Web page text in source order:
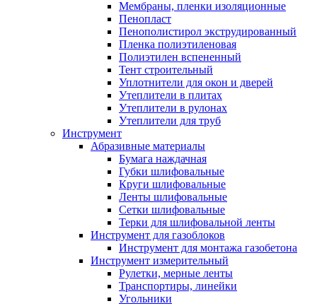
Мембраны, пленки изоляционные
Пенопласт
Пенополистирол экструдированный
Пленка полиэтиленовая
Полиэтилен вспененный
Тент строительный
Уплотнители для окон и дверей
Утеплители в плитах
Утеплители в рулонах
Утеплители для труб
Инструмент
Абразивные материалы
Бумага наждачная
Губки шлифовальные
Круги шлифовальные
Ленты шлифовальные
Сетки шлифовальные
Терки для шлифовальной ленты
Инструмент для газоблоков
Инструмент для монтажа газобетона
Инструмент измерительный
Рулетки, мерные ленты
Транспортиры, линейки
Угольники